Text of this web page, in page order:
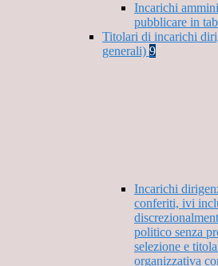
Incarichi
pubblicare in
Titolari di incarichi
generali) 9
Incarichi
conferiti, ivi
politico senza
selezione e
organizzativa